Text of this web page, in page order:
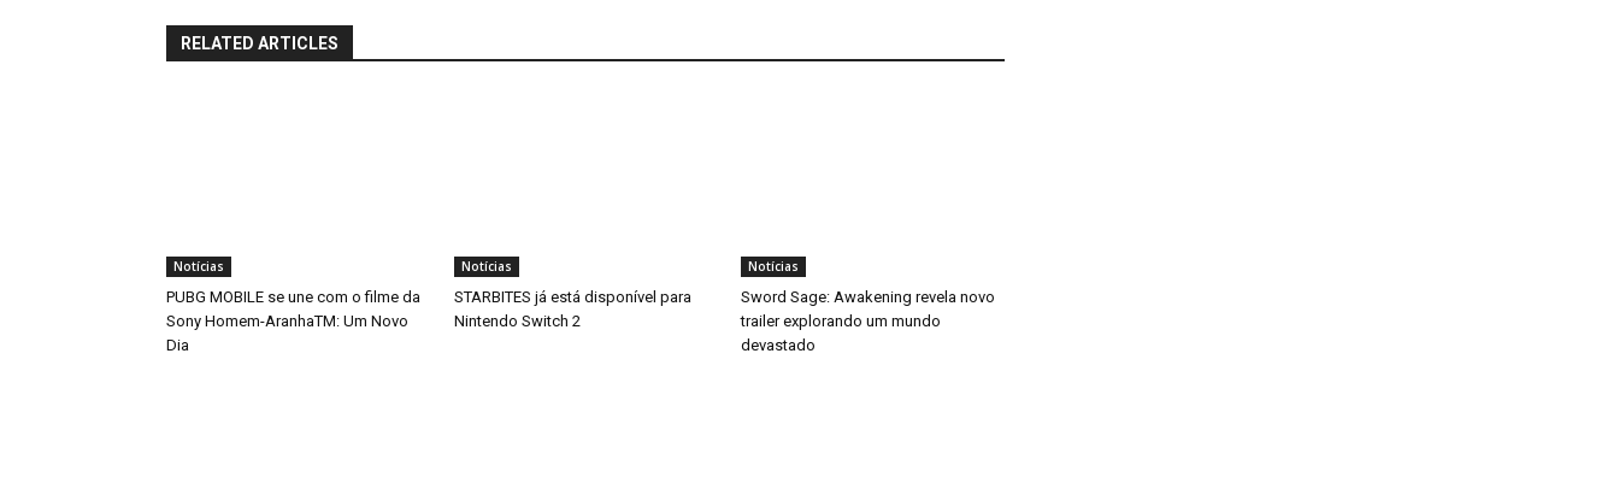
RELATED ARTICLES
Notícias
PUBG MOBILE se une com o filme da
Sony Homem-AranhaTM: Um Novo
Dia
Notícias
STARBITES já está disponível para
Nintendo Switch 2
Notícias
Sword Sage: Awakening revela novo
trailer explorando um mundo
devastado